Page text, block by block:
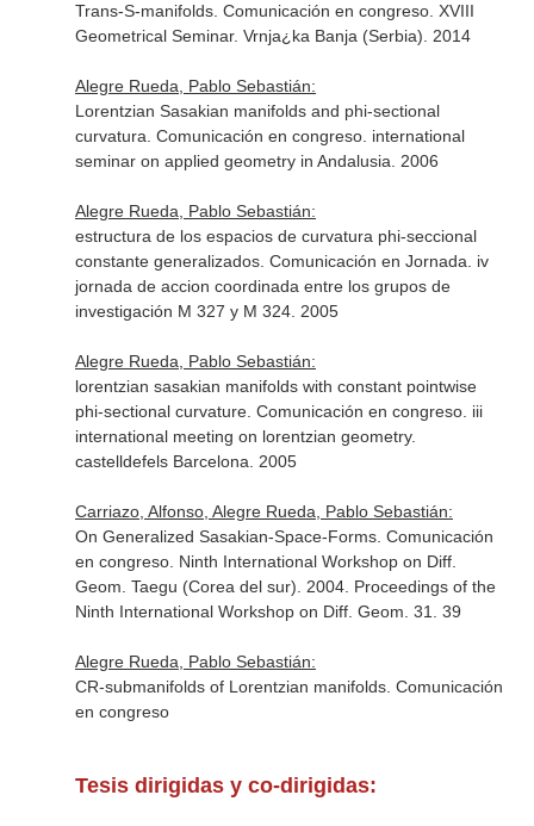
Trans-S-manifolds. Comunicación en congreso. XVIII
Geometrical Seminar. Vrnja¿ka Banja (Serbia). 2014
Alegre Rueda, Pablo Sebastián:
Lorentzian Sasakian manifolds and phi-sectional
curvatura. Comunicación en congreso. international
seminar on applied geometry in Andalusia. 2006
Alegre Rueda, Pablo Sebastián:
estructura de los espacios de curvatura phi-seccional
constante generalizados. Comunicación en Jornada. iv
jornada de accion coordinada entre los grupos de
investigación M 327 y M 324. 2005
Alegre Rueda, Pablo Sebastián:
lorentzian sasakian manifolds with constant pointwise
phi-sectional curvature. Comunicación en congreso. iii
international meeting on lorentzian geometry.
castelldefels Barcelona. 2005
Carriazo, Alfonso, Alegre Rueda, Pablo Sebastián:
On Generalized Sasakian-Space-Forms. Comunicación
en congreso. Ninth International Workshop on Diff.
Geom. Taegu (Corea del sur). 2004. Proceedings of the
Ninth International Workshop on Diff. Geom. 31. 39
Alegre Rueda, Pablo Sebastián:
CR-submanifolds of Lorentzian manifolds. Comunicación
en congreso
Tesis dirigidas y co-dirigidas: